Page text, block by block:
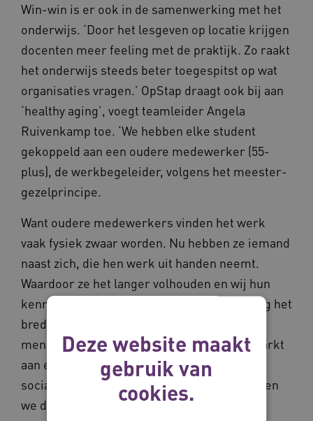
Win-win is er ook in de samenwerking met het
onderwijs. ‘Door het lesgeven op locatie krijgen
docenten meer feeling met de praktijk. Zo raakt
het onderwijs steeds beter toegespitst op wat
organisaties vragen.’ OpStap draagt ook bij aan
‘healthy aging’, voegt teamleider Angela
Ruivenkamp toe. ‘We hebben elke student
gekoppeld aan een oudere medewerker (55-
plus), de werkbegeleider, volgens het meester-
gezelprincipe.
Want oudere medewerkers vinden het werk
vaak fysiek zwaar worden. Nu hebben ze iemand
naast zich, die hen werk uit handen neemt.
Waardoor ze het langer volhouden en wij hun
kennis en kunde behouden.’ En dan is er nog het
bredere sociale aspect. Marcel: ‘Wij willen
mensen aan de onderkant van de arbeidsmarkt
aan een baan helpen. Want net zoals we een
sociaal bedrijf zijn voor onze bewoners, willen
we dat ook zijn voor onze samenleving.’
Deze website maakt
gebruik van
cookies.